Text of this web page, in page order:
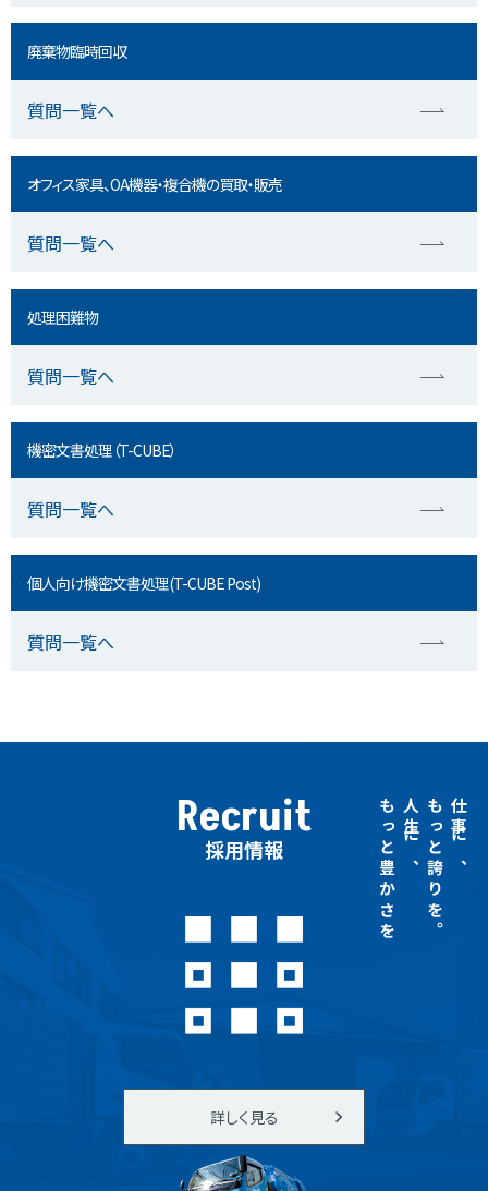
廃棄物臨時回収
質問一覧へ
オフィス家具、OA機器・複合機の買取・販売
質問一覧へ
処理困難物
質問一覧へ
機密文書処理（T-CUBE）
質問一覧へ
個人向け機密文書処理(T-CUBE Post)
質問一覧へ
Recruit
採用情報
詳しく見る
仕事に、
もっと誇りを。
人生に、
もっと豊かさを